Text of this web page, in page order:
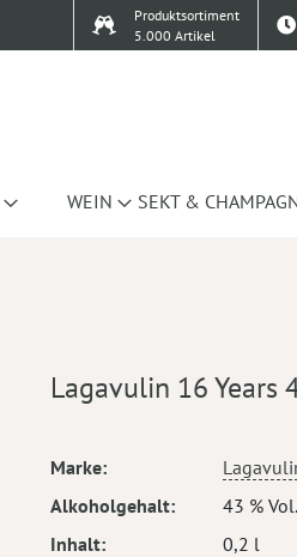
Produktsortiment
5.000 Artikel
WEIN SEKT &
Lagavulin 16 Years
Mehr
Marke
Alkoholgehalt
43 % Vol.
Inhalt
0,2 l